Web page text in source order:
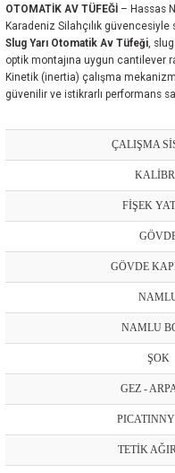
OTOMATİK AV TÜFEĞİ – Hassas
Karadeniz Silahçılık güvencesiyle
Slug Yarı Otomatik Av Tüfeği,
optik montajına uygun cantilever
Kinetik (inertia) çalışma
güvenilir ve istikrarlı performans
ÇALIŞMA
FİŞEK
GÖVDE
NAMLU
ŞOK
GEZ -
TETİK